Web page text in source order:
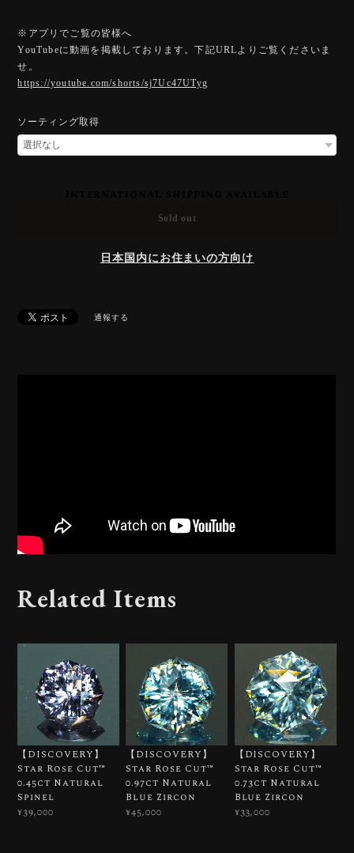
※アプリでご覧の皆様へ
YouTubeに動画を掲載しております。下記URLよりご覧くださいま
せ。
https://youtube.com/shorts/sj7Uc47UTyg
ソーティング取得
Sold out
日本国内にお住まいの方向け
通報する
Related Items
【DISCOVERY】
Star Rose Cut™️
0.45ct Natural
Spinel
¥39,000
【DISCOVERY】
Star Rose Cut™️
0.97ct Natural
Blue Zircon
¥45,000
【DISCOVERY】
Star Rose Cut™️
0.73ct Natural
Blue Zircon
¥33,000